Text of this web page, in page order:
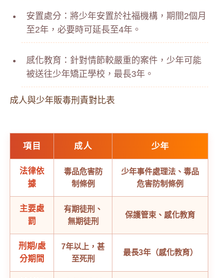
安置處分：將少年安置於社福機構，期間2個月
至2年，必要時可延長至4年。
感化教育：針對情節較嚴重的案件，少年可能
被送往少年矯正學校，最長3年。
成人與少年販毒刑責對比表
項目 成人 少年
法律依
據
毒品危害防
制條例
少年事件處理法、毒品
危害防制條例
主要處
罰
有期徒刑、
無期徒刑
保護管束、感化教育
刑期/處
分期間
7年以上，甚
至死刑
最長3年（感化教育）